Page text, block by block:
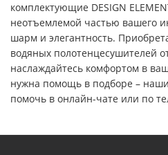
комплектующие DESIGN
неотъемлемой частью вашего
шарм и элегантность.
водяных полотенцесушителей
наслаждайтесь комфортом в
нужна помощь в подборе –
помочь в онлайн-чате или по